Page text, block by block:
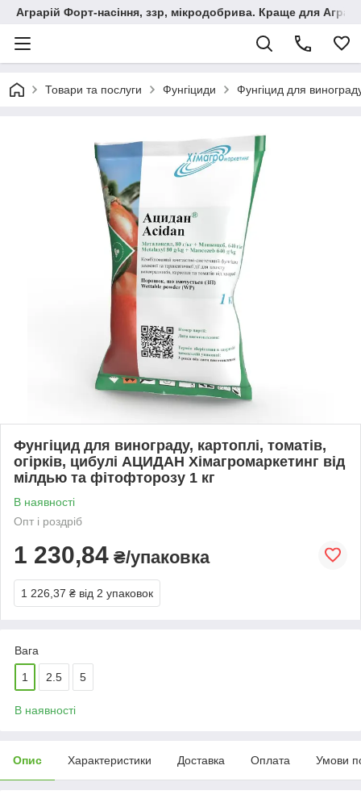
Аграрій Форт-насіння, ззр, мікродобрива. Краще для
Товари та послуги Фунгіциди Фунгіцид для
Фунгіцид для винограду, картоплі, томатів,
огірків, цибулі АЦИДАН Хімагромаркетинг від
мілдью та фітофторозу 1 кг
В наявності
Опт і роздріб
1 230,84 ₴/упаковка
1 226,37 ₴ від 2 упаковок
Вага
1 2.5 5
В наявності
Опис Характеристики Доставка Оплата Умови